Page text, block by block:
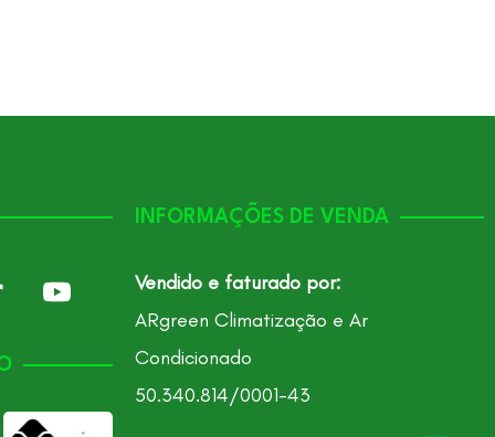
INFORMAÇÕES DE VENDA
Vendido e faturado por:
ARgreen Climatização e Ar
Condicionado
50.340.814/0001-43